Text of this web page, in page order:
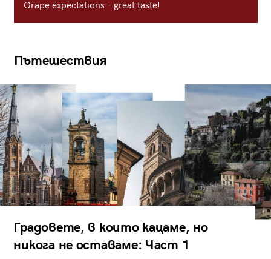
Grape expectations - great taste!
Пътешествия
Градовете, в които кацаме, но
никога не оставаме: Част 1